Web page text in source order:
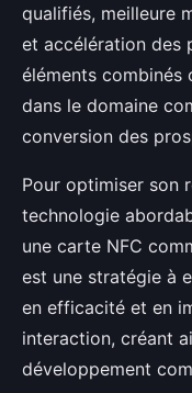
qualifiés, meilleure
et accélération des
éléments
dans le domaine
conversion des
Pour optimiser son
technologie
une carte NFC
est une stratégie à
en efficacité et en
interaction, créant
développement